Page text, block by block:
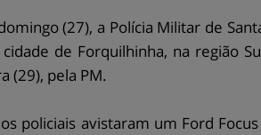
(27), a Polícia Militar de
de Forquilhinha, na região
(29), pela PM.
policiais avistaram um Ford